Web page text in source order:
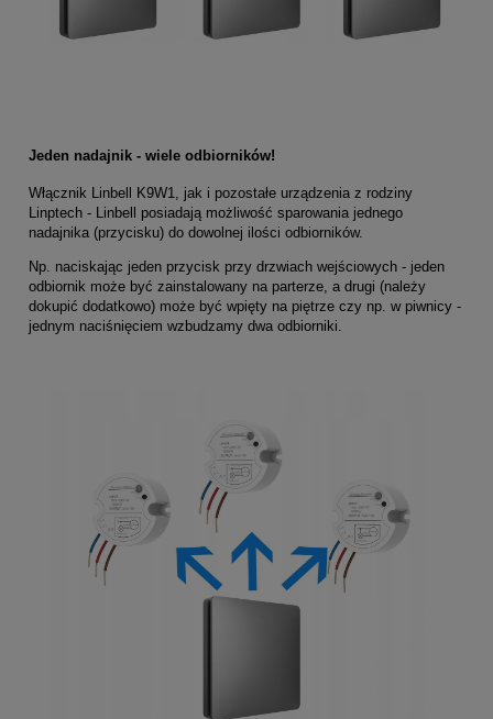
Jeden nadajnik - wiele odbiorników!
Włącznik Linbell K9W1, jak i pozostałe urządzenia z rodziny
Linptech - Linbell posiadają możliwość sparowania jednego
nadajnika (przycisku) do dowolnej ilości odbiorników.
Np. naciskając jeden przycisk przy drzwiach wejściowych - jeden
odbiornik może być zainstalowany na parterze, a drugi (należy
dokupić dodatkowo) może być wpięty na piętrze czy np. w piwnicy -
jednym naciśnięciem wzbudzamy dwa odbiorniki.